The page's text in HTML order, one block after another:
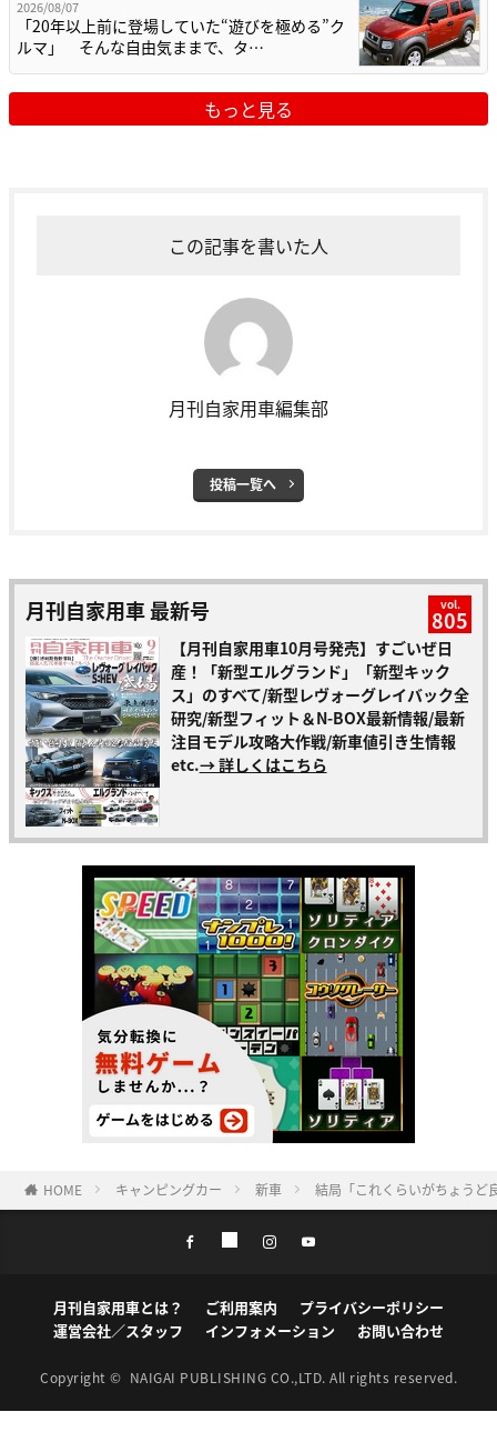
2026/08/07
「20年以上前に登場していた“遊びを極める”ク
ルマ」 そんな自由気ままで、タ…
もっと見る
この記事を書いた人
月刊自家用車編集部
投稿一覧へ
月刊自家用車 最新号 vol.
805
【月刊自家用車10月号発売】すごいぜ日
産！「新型エルグランド」「新型キック
ス」のすべて/新型レヴォーグレイバック全
研究/新型フィット＆N-BOX最新情報/最新
注目モデル攻略大作戦/新車値引き生情報
etc.→ 詳しくはこちら
HOME キャンピングカー 新車 結局「これくらいがちょうど
月刊自家用車とは？ ご利用案内
プライバシーポリシー
運営会社／スタッフ
インフォメーション お問い合わせ
Copyright © NAIGAI PUBLISHING CO.,LTD. All rights reserved.